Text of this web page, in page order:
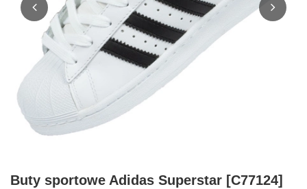
Buty sportowe Adidas Superstar [C77124]